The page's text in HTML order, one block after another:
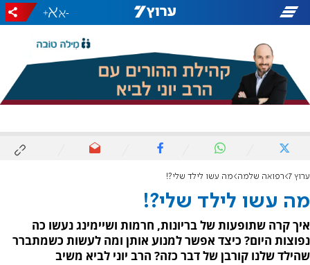
-
+
ערוץ 7 רפואה שלמה מה עשו לילד שלי?!
מה עשו לילד שלי?!
איך קרה שתופעות של בריונות, חרמות ושיימינג נעשו כה
נפוצות היום? כיצד אפשר למנוע אותן ומה לעשות כשמתברר
שהילד שלנו קורבן של דבר כזה? הרב יוני לביא משיב